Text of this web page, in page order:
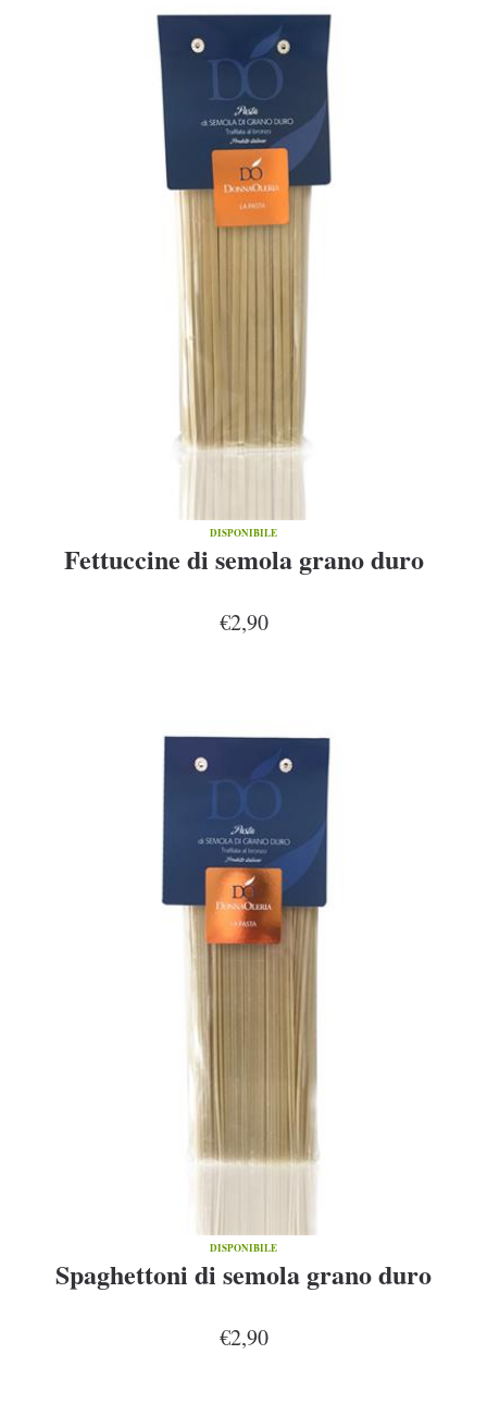
DISPONIBILE
Fettuccine di semola grano duro
€2,90
DISPONIBILE
Spaghettoni di semola grano duro
€2,90